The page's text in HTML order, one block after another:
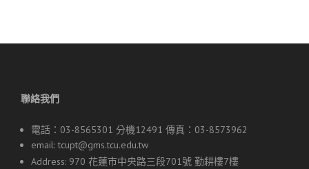
聯絡我們
電話：03-8565301 分機12491 傳真：03-8573962
email:tcupt@gms.tcu.edu.tw
Address: 970 花蓮市中央路三段701號 勤耕樓7樓